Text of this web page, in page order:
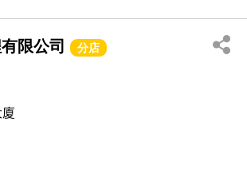
限公司 分店
廈